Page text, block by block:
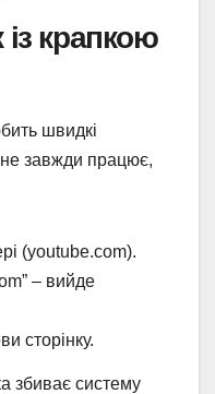
крапкою
швидкі
завжди працює,
(youtube.com).
– вийде
сторінку.
збиває систему